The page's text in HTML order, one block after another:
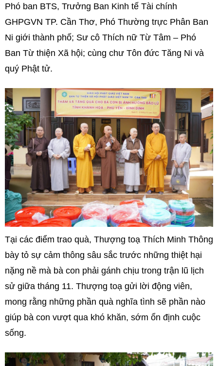
Phó ban BTS, Trưởng Ban Kinh tế Tài chính
GHPGVN TP. Cần Thơ, Phó Thường trực Phân Ban
Ni giới thành phố; Sư cô Thích nữ Từ Tâm – Phó
Ban Từ thiện Xã hội; cùng chư Tôn đức Tăng Ni và
quý Phật tử.
Tại các điểm trao quà, Thượng toạ Thích Minh Thông
bày tỏ sự cảm thông sâu sắc trước những thiệt hại
nặng nề mà bà con phải gánh chịu trong trận lũ lịch
sử giữa tháng 11. Thượng toạ gửi lời động viên,
mong rằng những phần quà nghĩa tình sẽ phần nào
giúp bà con vượt qua khó khăn, sớm ổn định cuộc
sống.